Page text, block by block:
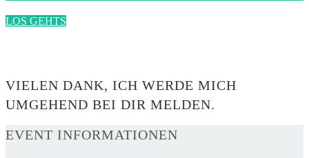
LOS GEHTS
VIELEN DANK, ICH WERDE MICH
UMGEHEND BEI DIR MELDEN.
EVENT INFORMATIONEN